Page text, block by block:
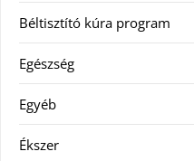
Béltisztító kúra program
Egészség
Egyéb
Ékszer